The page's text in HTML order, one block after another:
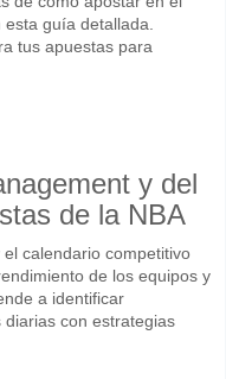
guía detallada.
tus apuestas para
y del
de la NBA
calendario competitivo
de los equipos y
a identificar
con estrategias